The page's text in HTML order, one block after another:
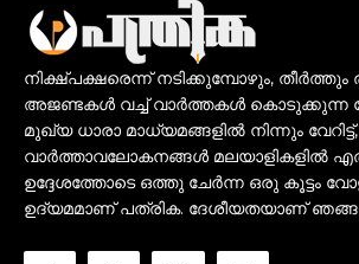
നിക്ഷ്പക്ഷരെന്ന് നടിക്കുമ്പോഴും, തീർത്തും
അജണ്ടകൾ വച്ച് വാർത്തകൾ കൊടുക്കുന്ന
മുഖ്യ ധാരാ മാധ്യമങ്ങളിൽ നിന്നും
വാർത്താവലോകനങ്ങൾ മലയാളികളിൽ
ഉദ്ദേശത്തോടെ ഒത്തു ചേർന്ന ഒരു കൂട്ടം
ഉദ്യമമാണ് പത്രിക. ദേശീയതയാണ്